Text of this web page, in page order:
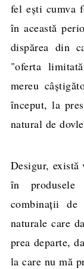
fel ești cumva
în această
dispărea din
"oferta
mereu
început, la
natural de
Desigur, există
în
combinații
naturale care
prea departe,
la care nu mă